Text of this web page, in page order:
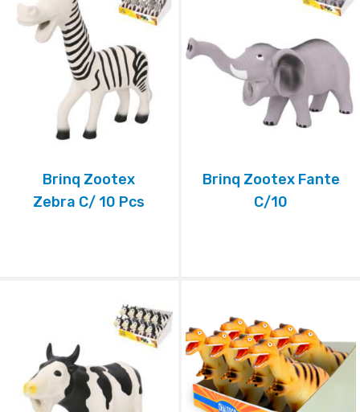
Brinq Zootex
Zebra C/ 10 Pcs
Brinq Zootex Fante
C/10